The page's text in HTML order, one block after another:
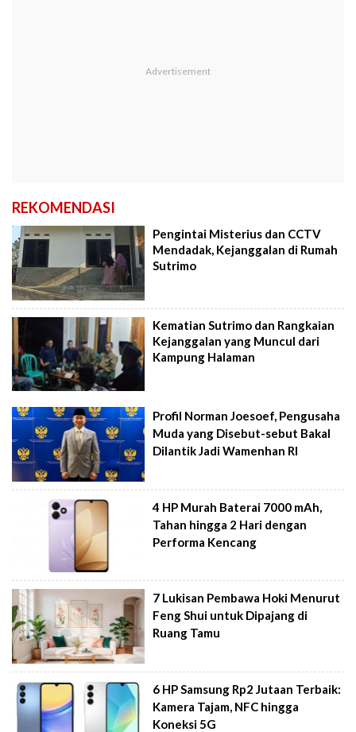
REKOMENDASI
Pengintai Misterius dan CCTV
Mendadak, Kejanggalan di Rumah
Sutrimo
Kematian Sutrimo dan Rangkaian
Kejanggalan yang Muncul dari
Kampung Halaman
Profil Norman Joesoef, Pengusaha
Muda yang Disebut-sebut Bakal
Dilantik Jadi Wamenhan RI
4 HP Murah Baterai 7000 mAh,
Tahan hingga 2 Hari dengan
Performa Kencang
7 Lukisan Pembawa Hoki Menurut
Feng Shui untuk Dipajang di
Ruang Tamu
6 HP Samsung Rp2 Jutaan Terbaik:
Kamera Tajam, NFC hingga
Koneksi 5G